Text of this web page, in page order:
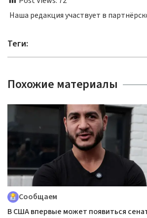
Наша редакция участвует в
Теги:
Похожие материалы
Сообщаем
В США впервые может появиться